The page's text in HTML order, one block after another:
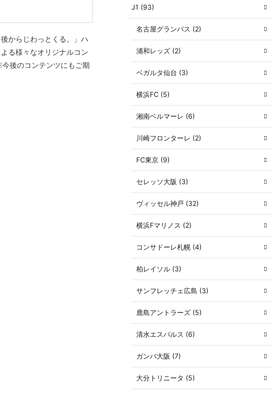
からじわっとくる。」ハ
る様々なオリジナルコン
後のコンテンツにもご期
J1 (93)
名古屋グランパス (2)
浦和レッズ (2)
ベガルタ仙台 (3)
横浜FC (5)
湘南ベルマーレ (6)
川崎フロンターレ (2)
FC東京 (9)
セレッソ大阪 (3)
ヴィッセル神戸 (32)
横浜Fマリノス (2)
コンサドーレ札幌 (4)
柏レイソル (3)
サンフレッチェ広島 (3)
鹿島アントラーズ (5)
清水エスパルス (6)
ガンバ大阪 (7)
大分トリニータ (5)